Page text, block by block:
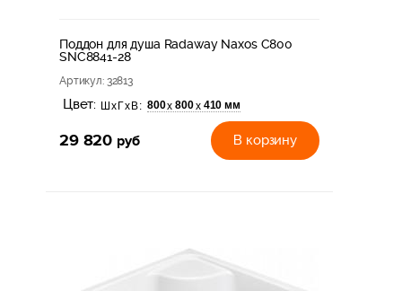
Поддон для душа Radaway Naxos C800
SNC8841-28
Артикул: 32813
Цвет: ШхГхВ: 800х 800х 410 мм
29 820 руб В корзину